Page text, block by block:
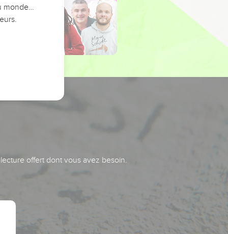
offert dont vous avez besoin.
monde…